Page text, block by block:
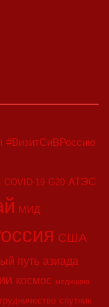
#ВизитСиВРоссию
COVID-19 G20 АТЭС
МИД
США
путь азиада
космос медицина
спутник